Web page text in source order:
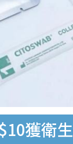
獲衛